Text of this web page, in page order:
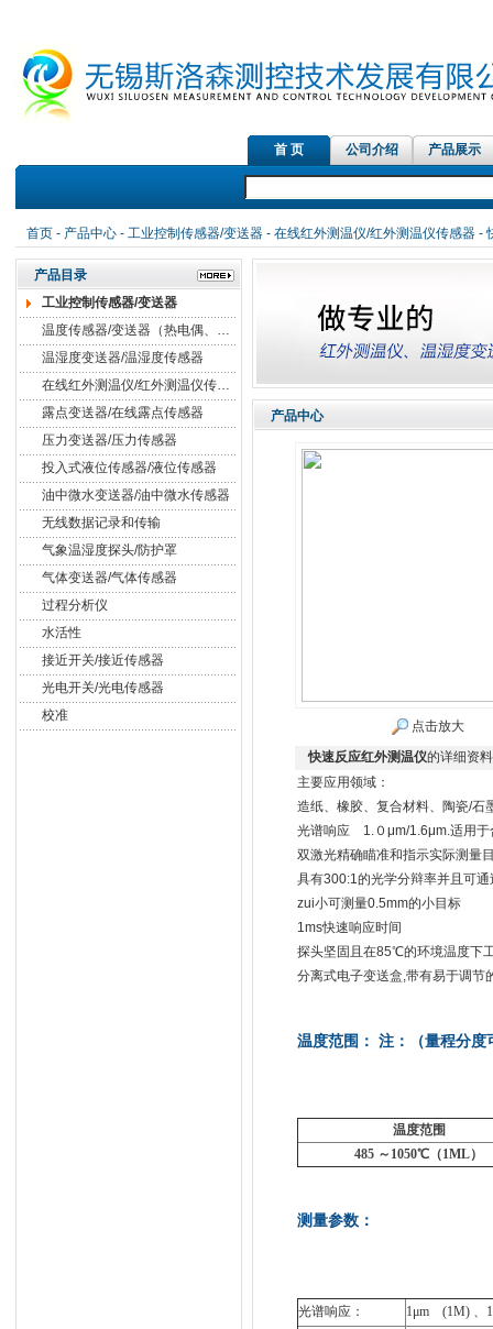
首 页 公司介绍 产品展示
首页- 产品中心- 工业控制传感器/变送器- 在线红外测温仪/红外测温仪传感器-
产品目录
工业控制传感器/变送器
温度传感器/变送器（热电偶、热电阻）
温湿度变送器/温湿度传感器
在线红外测温仪/红外测温仪传感器
露点变送器/在线露点传感器
压力变送器/压力传感器
投入式液位传感器/液位传感器
油中微水变送器/油中微水传感器
无线数据记录和传输
气象温湿度探头/防护罩
气体变送器/气体传感器
过程分析仪
水活性
接近开关/接近传感器
光电开关/光电传感器
校准
产品中心
点击放大
快速反应红外测温仪的详细资
主要应用领域：
造纸、橡胶、复合材料、陶瓷/石
光谱响应 1.０μm/1.6μm.适用于
双激光精确瞄准和指示实际测量
具有300:1的光学分辩率并且可
zui小可测量0.5mm的小目标
1ms快速响应时间
探头坚固且在85℃的环境温度下
分离式电子变送盒,带有易于调节
温度范围： 注： （量程分
温度范围
485 ～1050℃（1ML）
测量参数：
光谱响应：
1μm (1M) 、